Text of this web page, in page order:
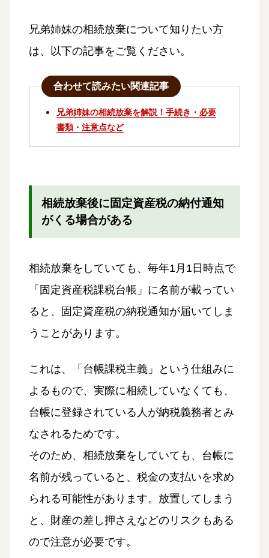
兄弟姉妹の相続放棄について知りたい方
は、以下の記事をご覧ください。
合わせて読みたい関連記事
兄弟姉妹の相続放棄を解説！手続き・必要
書類・注意点など
相続放棄後に固定資産税の納付通知
がくる場合がある
相続放棄をしていても、毎年1月1日時点で
「固定資産税課税台帳」に名前が載ってい
ると、固定資産税の納税通知が届いてしま
うことがあります。
これは、「台帳課税主義」という仕組みに
よるもので、実際に相続していなくても、
台帳に登録されている人が納税義務者とみ
なされるためです。
そのため、相続放棄をしていても、台帳に
名前が残っていると、税金の支払いを求め
られる可能性があります。放置してしまう
と、財産の差し押さえなどのリスクもある
ので注意が必要です。